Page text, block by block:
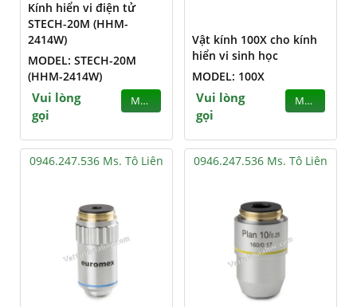
Kính hiển vi điện tử
STECH-20M (HHM-
2414W)
MODEL: STECH-20M
(HHM-2414W)
Vui lòng
gọi
MUA
Vật kính 100X cho kính
hiển vi sinh học
MODEL: 100X
Vui lòng
gọi
MUA
0946.247.536 Ms. Tô Liên 0946.247.536 Ms. Tô Liên